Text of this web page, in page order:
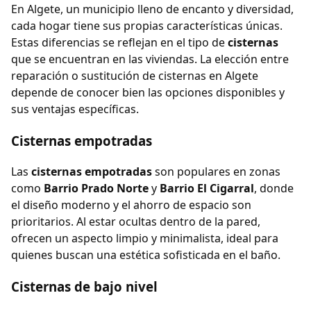
En Algete, un municipio lleno de encanto y diversidad,
cada hogar tiene sus propias características únicas.
Estas diferencias se reflejan en el tipo decisternas
que se encuentran en las viviendas. La elección entre
reparación o sustitución de cisternas en Algete
depende de conocer bien las opciones disponibles y
sus ventajas específicas.
Cisternas empotradas
Las cisternas empotradasson populares en zonas
como Barrio Prado Nortey Barrio El Cigarral, donde
el diseño moderno y el ahorro de espacio son
prioritarios. Al estar ocultas dentro de la pared,
ofrecen un aspecto limpio y minimalista, ideal para
quienes buscan una estética sofisticada en el baño.
Cisternas de bajo nivel